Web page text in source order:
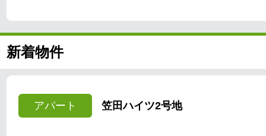
新着物件
アパート 笠田ハイツ2号地